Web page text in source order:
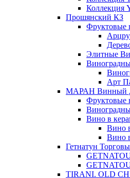
Коллекция
Прошянский КЗ
Фруктовые
Элитные
Арт
МАРАН Винный
Фруктовые
Вино в
Вино
Вино
Гетнатун
TIRANI. OLD